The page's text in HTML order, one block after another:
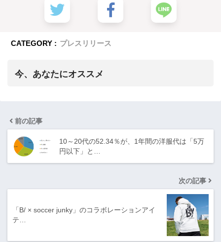
CATEGORY : プレスリリース
今、あなたにオススメ
前の記事
10～20代の52.34％が、1年間の洋服代は「5万
円以下」と…
次の記事
「B/ × soccer junky」のコラボレーションアイ
テ…